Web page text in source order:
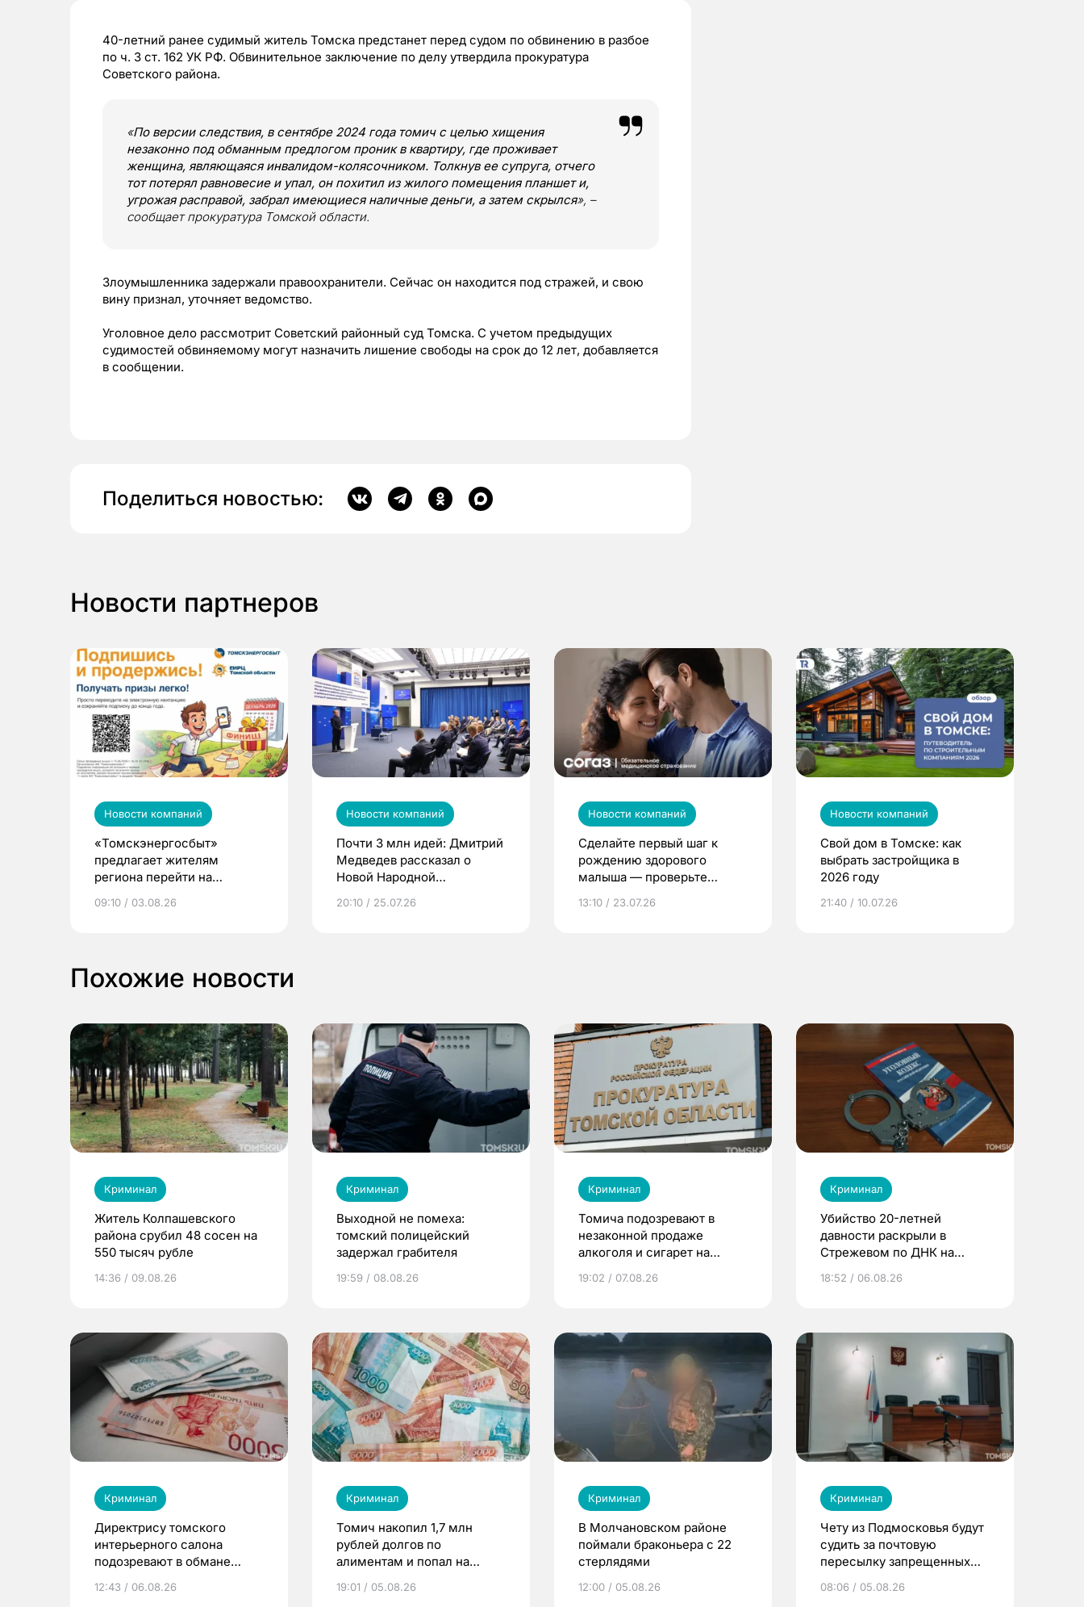
40-летний ранее судимый житель Томска предстанет перед судом по обвинению в разбое
по ч. 3 ст. 162 УК РФ. Обвинительное заключение по делу утвердила прокуратура
Советского района.
«По версии следствия, в сентябре 2024 года томич с целью хищения
незаконно под обманным предлогом проник в квартиру, где проживает
женщина, являющаяся инвалидом-колясочником. Толкнув ее супруга, отчего
тот потерял равновесие и упал, он похитил из жилого помещения планшет и,
угрожая расправой, забрал имеющиеся наличные деньги, а затем скрылся», –
сообщает прокуратура Томской области.
Злоумышленника задержали правоохранители. Сейчас он находится под стражей, и свою
вину признал, уточняет ведомство.
Уголовное дело рассмотрит Советский районный суд Томска. С учетом предыдущих
судимостей обвиняемому могут назначить лишение свободы на срок до 12 лет, добавляется
в сообщении.
Поделиться новостью:
Новости партнеров
Новости компаний
«Томскэнергосбыт»
предлагает жителям
региона перейти на
выиграть призы
09:10 / 03.08.26
Новости компаний
Почти 3 млн идей: Дмитрий
Медведев рассказал о
Новой Народной
20:10 / 25.07.26
Новости компаний
Сделайте первый шаг к
рождению здорового
малыша — проверьте
по ОМС!
13:10 / 23.07.26
Новости компаний
Свой дом в Томске: как
выбрать застройщика в
2026 году
21:40 / 10.07.26
Похожие новости
Криминал
Житель Колпашевского
района срубил 48 сосен на
550 тысяч рубле
14:36 / 09.08.26
Криминал
Выходной не помеха:
томский полицейский
задержал грабителя
19:59 / 08.08.26
Криминал
Томича подозревают в
незаконной продаже
алкоголя и сигарет на
рублей
19:02 / 07.08.26
Криминал
Убийство 20-летней
давности раскрыли в
Стрежевом по ДНК на
18:52 / 06.08.26
Криминал
Директрису томского
интерьерного салона
подозревают в обмане
12:43 / 06.08.26
Криминал
Томич накопил 1,7 млн
рублей долгов по
алиментам и попал на
19:01 / 05.08.26
Криминал
В Молчановском районе
поймали браконьера с 22
стерлядями
12:00 / 05.08.26
Криминал
Чету из Подмосковья будут
судить за почтовую
пересылку запрещенных
08:06 / 05.08.26